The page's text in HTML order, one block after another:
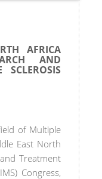
AFRICA
AND
of Multiple
East North
Treatment
Congress,